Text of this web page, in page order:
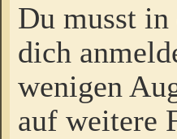
Du musst
dich
wenigen
auf weitere